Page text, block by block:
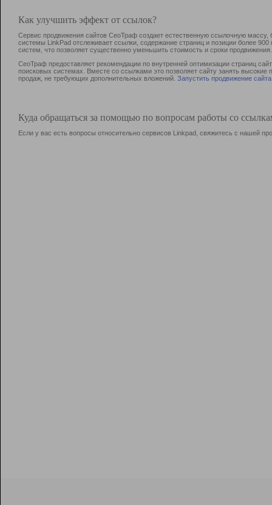
Как улучшить эффект от ссылок?
Сервис продвижения сайтов СеоТраф создает естественную ссылочную
системы LinkPad отслеживает ссылки, содержание страниц и позиции более
систем, что позволяет существенно уменьшить стоимость и сроки продвижения.
СеоТраф предоставляет рекомендации по внутренней оптимизации страниц
поисковых системах. Вместе со ссылками это позволяет сайту занять
продаж, не требующих дополнительных вложений. Запустить продвижение сайта
Куда обращаться за помощью по вопросам работы со
Если у вас есть вопросы относительно сервисов Linkpad, свяжитесь с нашей